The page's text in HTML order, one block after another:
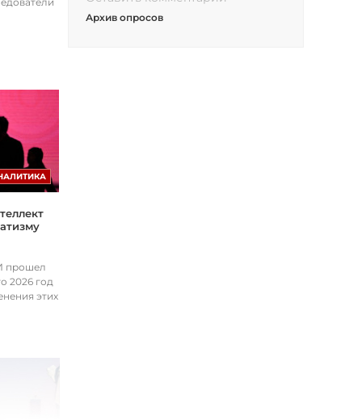
прошел
2026 год
этих
Архив опросов